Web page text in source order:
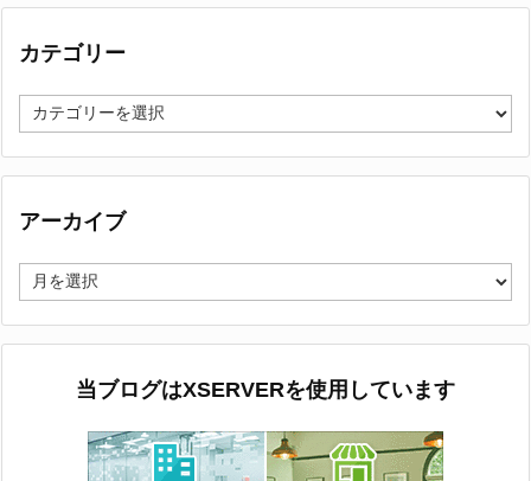
カテゴリー
テ
アーカイブ
ー
当ブログはXSERVERを使用しています